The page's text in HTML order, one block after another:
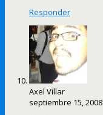
Responder
Axel Villar
septiembre 15, 2008